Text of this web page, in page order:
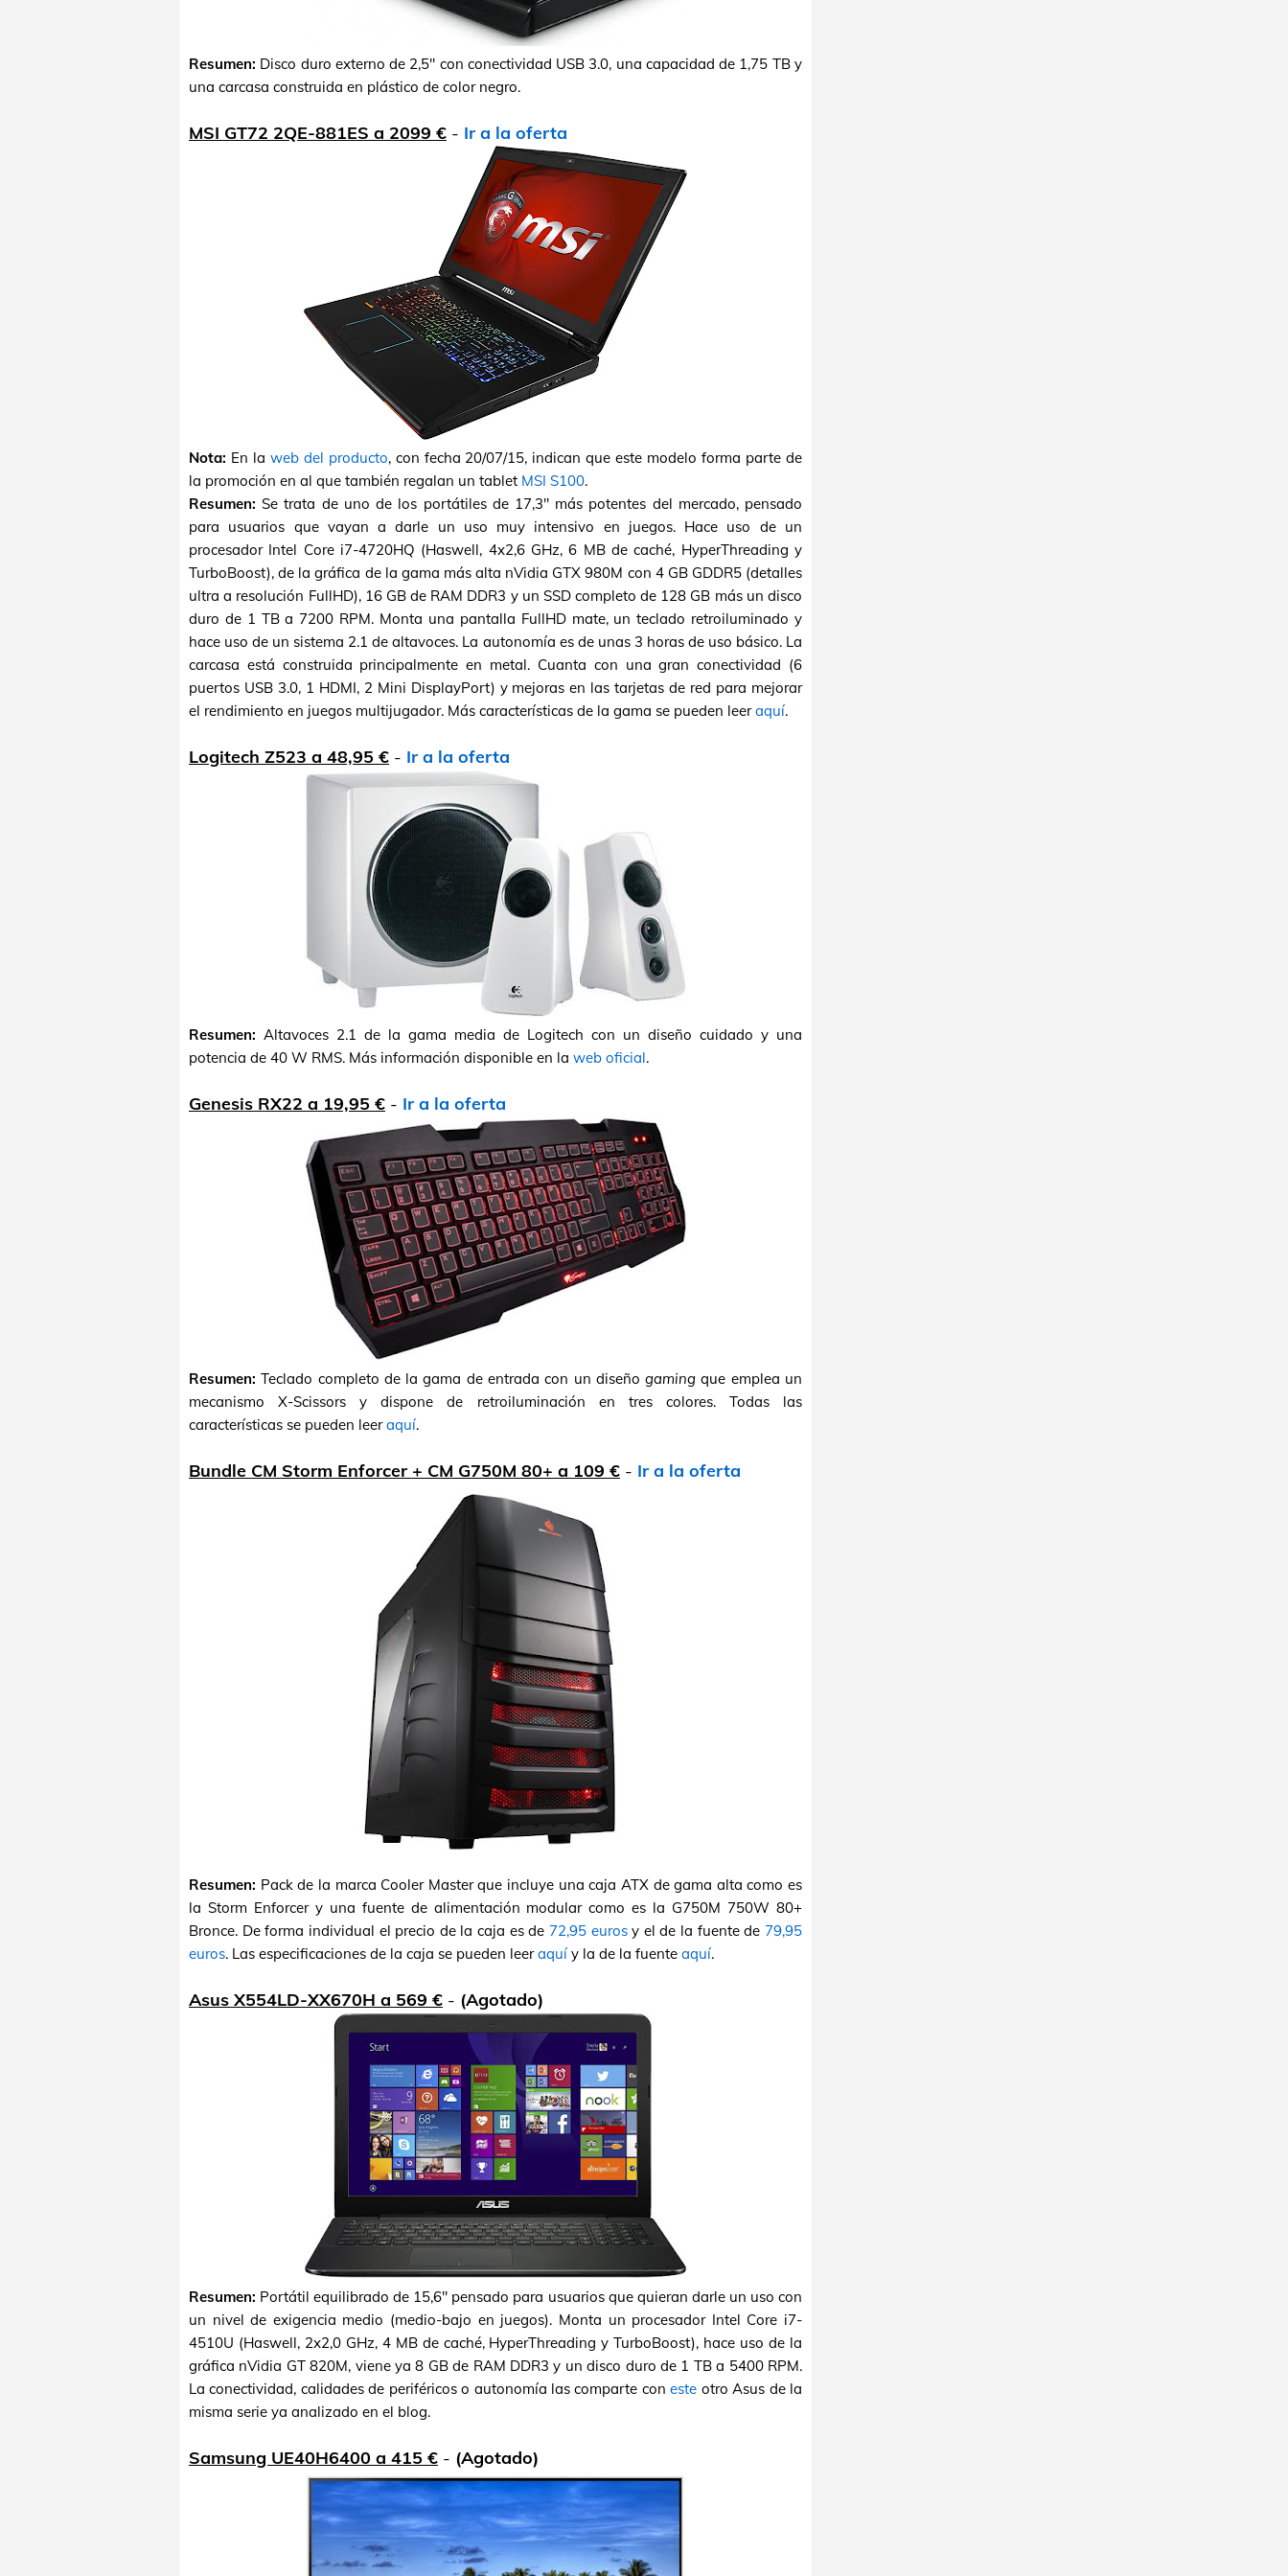
Resumen: Disco duro externo de 2,5" con conectividad USB 3.0, una capacidad de 1,75 TB y
una carcasa construida en plástico de color negro.
MSI GT72 2QE-881ES a 2099 € - Ir a la oferta
Nota: En la web del producto, con fecha 20/07/15, indican que este modelo forma parte de
la promoción en al que también regalan un tablet MSI S100.
Resumen: Se trata de uno de los portátiles de 17,3" más potentes del mercado, pensado
para usuarios que vayan a darle un uso muy intensivo en juegos. Hace uso de un
procesador Intel Core i7-4720HQ (Haswell, 4x2,6 GHz, 6 MB de caché, HyperThreading y
TurboBoost), de la gráfica de la gama más alta nVidia GTX 980M con 4 GB GDDR5 (detalles
ultra a resolución FullHD), 16 GB de RAM DDR3 y un SSD completo de 128 GB más un disco
duro de 1 TB a 7200 RPM. Monta una pantalla FullHD mate, un teclado retroiluminado y
hace uso de un sistema 2.1 de altavoces. La autonomía es de unas 3 horas de uso básico. La
carcasa está construida principalmente en metal. Cuanta con una gran conectividad (6
puertos USB 3.0, 1 HDMI, 2 Mini DisplayPort) y mejoras en las tarjetas de red para mejorar
el rendimiento en juegos multijugador. Más características de la gama se pueden leeraquí.
Logitech Z523 a 48,95 € - Ir a la oferta
Resumen: Altavoces 2.1 de la gama media de Logitech con un diseño cuidado y una
potencia de 40 W RMS. Más información disponible en la web oficial.
Genesis RX22 a 19,95 € - Ir a la oferta
Resumen: Teclado completo de la gama de entrada con un diseñogaming que emplea un
mecanismo X-Scissors y dispone de retroiluminación en tres colores. Todas las
características se pueden leeraquí.
Bundle CM Storm Enforcer + CM G750M 80+ a 109 € - Ir a la oferta
Resumen: Pack de la marca Cooler Master que incluye una caja ATX de gama alta como es
la Storm Enforcer y una fuente de alimentación modular como es la G750M 750W 80+
Bronce. De forma individual el precio de la caja es de 72,95 eurosy el de la fuente de 79,95
euros. Las especificaciones de la caja se pueden leeraquí y la de la fuente aquí.
Asus X554LD-XX670H a 569 € - (Agotado)
Resumen: Portátil equilibrado de 15,6" pensado para usuarios que quieran darle un uso con
un nivel de exigencia medio (medio-bajo en juegos). Monta un procesador Intel Core i7-
4510U (Haswell, 2x2,0 GHz, 4 MB de caché, HyperThreading y TurboBoost), hace uso de la
gráfica nVidia GT 820M, viene ya 8 GB de RAM DDR3 y un disco duro de 1 TB a 5400 RPM.
La conectividad, calidades de periféricos o autonomía las comparte coneste otro Asus de la
misma serie ya analizado en el blog.
Samsung UE40H6400 a 415 € - (Agotado)